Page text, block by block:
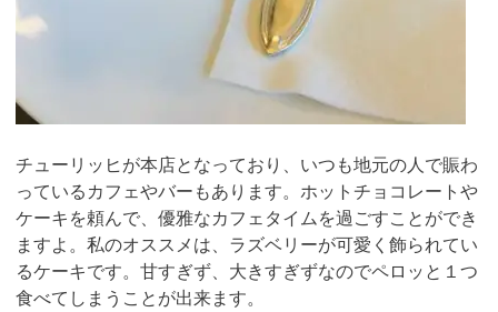
チューリッヒが本店となっており、いつも地元の人で賑わ
っているカフェやバーもあります。ホットチョコレートや
ケーキを頼んで、優雅なカフェタイムを過ごすことができ
ますよ。私のオススメは、ラズベリーが可愛く飾られてい
るケーキです。甘すぎず、大きすぎずなのでペロッと１つ
食べてしまうことが出来ます。